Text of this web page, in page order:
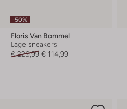
-50%
Floris Van Bommel
Lage sneakers
€ 229,99 € 114,99